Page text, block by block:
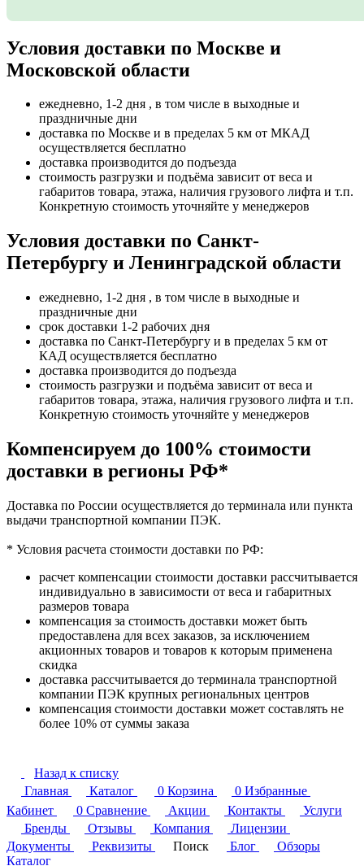
Условия доставки по Москве и
Московской области
ежедневно, 1-2 дня , в том числе в выходные и
праздничные дни
доставка по Москве и в пределах 5 км от МКАД
осуществляется бесплатно
доставка производится до подъезда
стоимость разгрузки и подъёма зависит от веса и
габаритов товара, этажа, наличия грузового лифта и т.п.
Конкретную стоимость уточняйте у менеджеров
Условия доставки по Санкт-
Петербургу и Ленинградской области
ежедневно, 1-2 дня , в том числе в выходные и
праздничные дни
срок доставки 1-2 рабочих дня
доставка по Санкт-Петербургу и в пределах 5 км от
КАД осуществляется бесплатно
доставка производится до подъезда
стоимость разгрузки и подъёма зависит от веса и
габаритов товара, этажа, наличия грузового лифта и т.п.
Конкретную стоимость уточняйте у менеджеров
Компенсируем до 100% стоимости
доставки в регионы РФ*
Доставка по России осуществляется до терминала или пункта
выдачи транспортной компании ПЭК.
* Условия расчета стоимости доставки по РФ:
расчет компенсации стоимости доставки рассчитывается
индивидуально в зависимости от веса и габаритных
размеров товара
компенсация за стоимость доставки может быть
предоставлена для всех заказов, за исключением
акционных товаров и товаров к которым применена
скидка
доставка рассчитывается до терминала транспортной
компании ПЭК крупных региональных центров
компенсация стоимости доставки может составлять не
более 10% от суммы заказа
Назад к списку
Главная
Каталог 0 Корзина 0 Избранные
Кабинет
0 Сравнение Акции Контакты
Услуги
Бренды
Отзывы Компания
Лицензии
Документы
Реквизиты Поиск Блог
Обзоры
Каталог